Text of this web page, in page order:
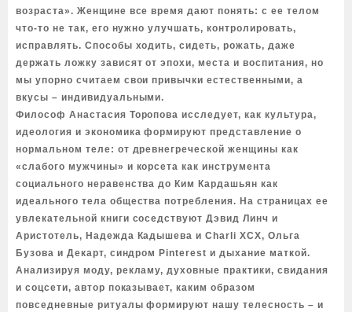
возраста». Женщине все время дают понять: с ее телом
что-то не так, его нужно улучшать, контролировать,
исправлять. Способы ходить, сидеть, рожать, даже
держать ложку зависят от эпохи, места и воспитания, но
мы упорно считаем свои привычки естественными, а
вкусы – индивидуальными.
Философ Анастасия Торопова исследует, как культура,
идеология и экономика формируют представление о
нормальном теле: от древнегреческой женщины как
«слабого мужчины» и корсета как инструмента
социального неравенства до Ким Кардашьян как
идеального тела общества потребления. На страницах ее
увлекательной книги соседствуют Дэвид Линч и
Аристотель, Надежда Кадышева и Charli XCX, Ольга
Бузова и Декарт, синдром Pinterest и дыхание маткой.
Анализируя моду, рекламу, духовные практики, свидания
и соцсети, автор показывает, каким образом
повседневные ритуалы формируют нашу телесность – и